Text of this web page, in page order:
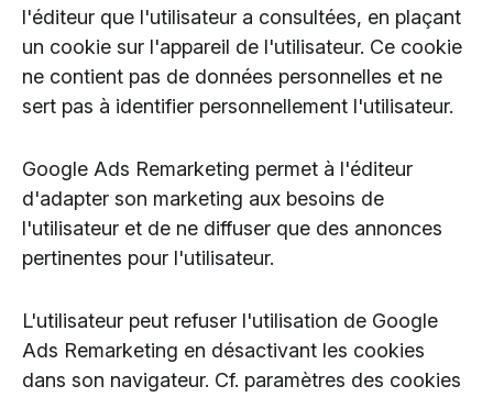
l'éditeur que l'utilisateur a consultées, en plaçant
un cookie sur l'appareil de l'utilisateur. Ce cookie
ne contient pas de données personnelles et ne
sert pas à identifier personnellement l'utilisateur.
Google Ads Remarketing permet à l'éditeur
d'adapter son marketing aux besoins de
l'utilisateur et de ne diffuser que des annonces
pertinentes pour l'utilisateur.
L'utilisateur peut refuser l'utilisation de Google
Ads Remarketing en désactivant les cookies
dans son navigateur. Cf. paramètres des cookies